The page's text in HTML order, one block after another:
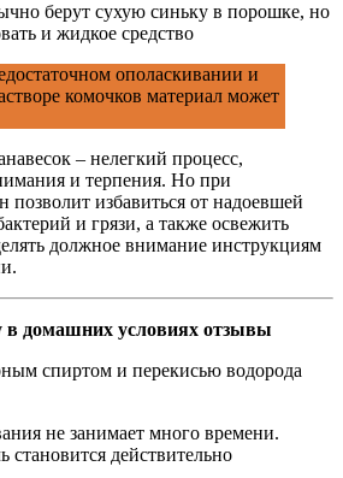
берут сухую синьку в порошке, но
и жидкое средство
ополаскивании и
комочков материал может
– нелегкий процесс,
и терпения. Но при
позволит избавиться от надоевшей
и грязи, а также освежить
должное внимание инструкциям
в домашних условиях отзывы
спиртом и перекисью водорода
не занимает много времени.
становится действительно